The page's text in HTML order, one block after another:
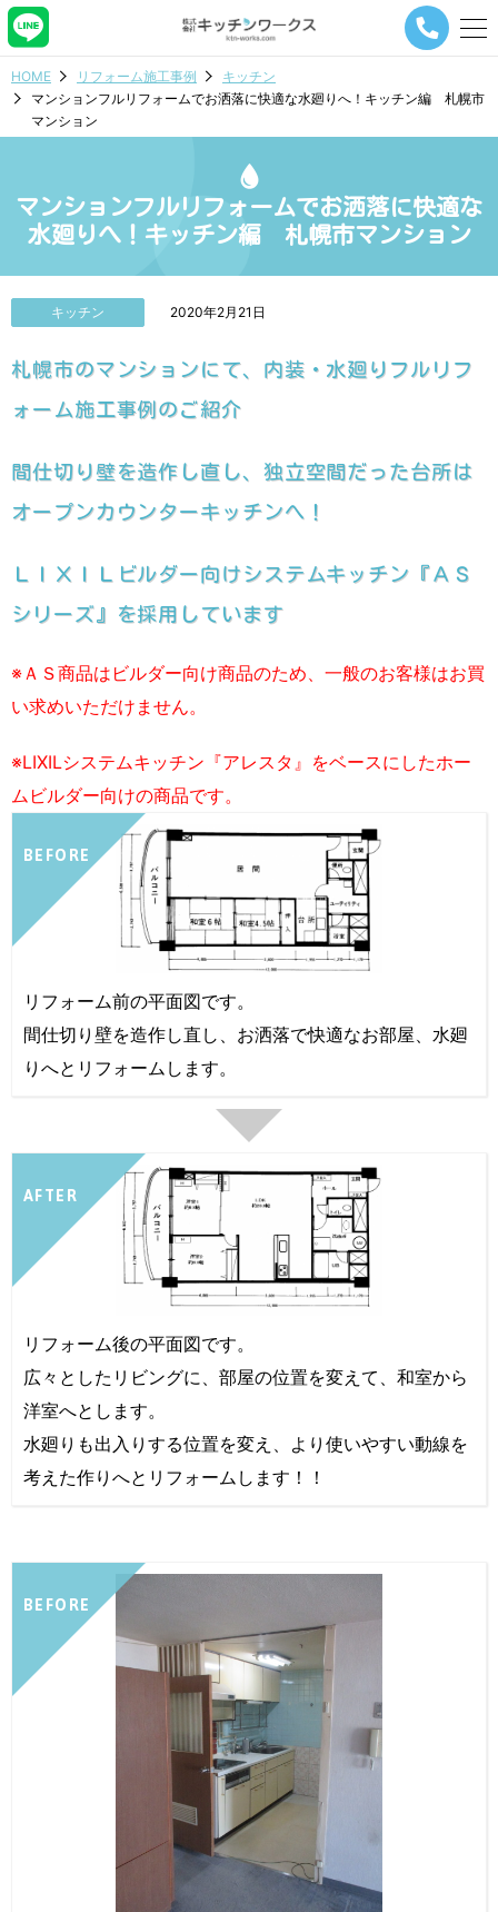
メ
ー
ビ
シ
ョ
タ
HOME リフォーム施工事例
キッチン
マンションフルリフォームでお洒落に快適な水廻りへ！キッチン編 札幌市
マンション
マンションフルリフォームでお洒落に快適な
水廻りへ！キッチン編 札幌市マンション
キッチン 2020年2月21日
札幌市のマンションにて、内装・水廻りフルリフ
ォーム施工事例のご紹介
間仕切り壁を造作し直し、独立空間だった台所は
オープンカウンターキッチンへ！
ＬＩＸＩＬビルダー向けシステムキッチン『ＡＳ
シリーズ』を採用しています
※ＡＳ商品はビルダー向け商品のため、一般のお客様はお買
い求めいただけません。
※LIXILシステムキッチン『アレスタ』をベースにしたホー
ムビルダー向けの商品です。
BEFORE
リフォーム前の平面図です。
間仕切り壁を造作し直し、お洒落で快適なお部屋、水廻
りへとリフォームします。
AFTER
リフォーム後の平面図です。
広々としたリビングに、部屋の位置を変えて、和室から
洋室へとします。
水廻りも出入りする位置を変え、より使いやすい動線を
考えた作りへとリフォームします！！
BEFORE